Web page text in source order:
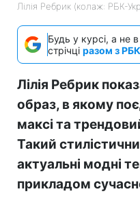
Лілія Ребрик (колаж: РБК-
Будь у курсі, а не
стрічці разом з
Лілія Ребрик
образ, в якому
максі та
Такий
актуальні модні
прикладом